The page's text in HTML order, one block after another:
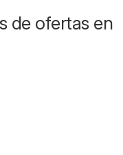
de ofertas en